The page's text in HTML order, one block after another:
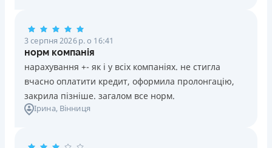
3 серпня 2026 р. о 16:41
норм компанія
нарахування +- як і у всіх компаніях. не стигла
вчасно оплатити кредит, оформила пролонгацію,
закрила пізніше. загалом все норм.
Ірина, Вінниця